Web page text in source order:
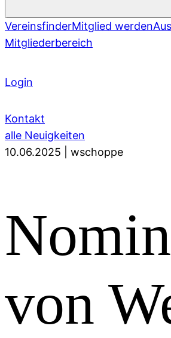
VereinsfinderMitglied werden
Mitgliederbereich
Login
Kontakt
alle Neuigkeiten
10.06.2025
wschoppe
von